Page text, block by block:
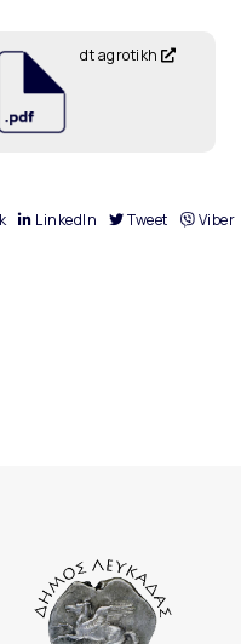
dt agrotikh
LinkedIn Tweet Viber